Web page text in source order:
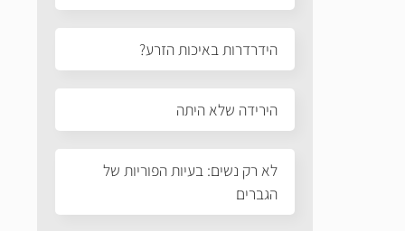
הידרדרות באיכות הזרע?
הירידה שלא היתה
לא רק נשים: בעיות הפוריות של
הגברים